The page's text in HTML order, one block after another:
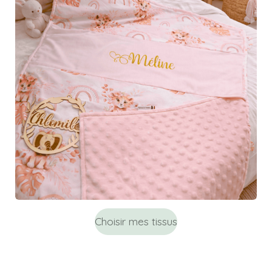
Choisir mes tissus